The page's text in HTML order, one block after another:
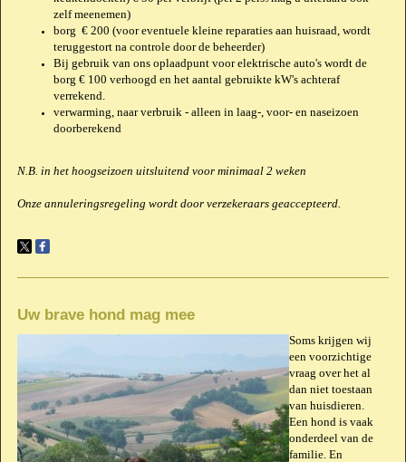
zelf meenemen)
borg € 200 (voor eventuele kleine reparaties aan huisraad, wordt
teruggestort na controle door de beheerder)
Bij gebruik van ons oplaadpunt voor elektrische auto's wordt de
borg € 100 verhoogd en het aantal gebruikte kW's achteraf
verrekend.
verwarming, naar verbruik - alleen in laag-, voor- en naseizoen
doorberekend
N.B. in het hoogseizoen uitsluitend voor minimaal 2 weken
Onze annuleringsregeling wordt door verzekeraars geaccepteerd.
Uw brave hond mag mee
Soms krijgen wij
een voorzichtige
vraag over het al
dan niet toestaan
van huisdieren.
Een hond is vaak
onderdeel van de
familie. En